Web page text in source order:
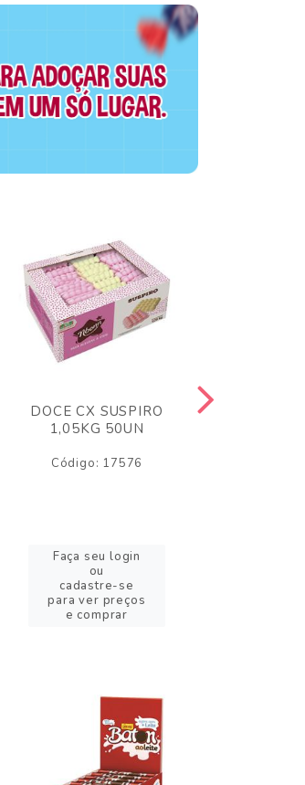
DOCE CX SUSPIRO
1,05KG 50UN
Código: 17576
Faça seu login
ou
cadastre-se
para ver preços
e comprar